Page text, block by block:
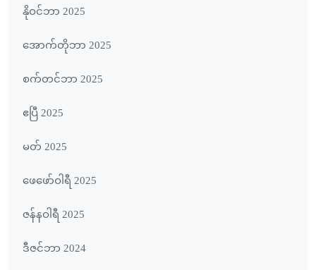
နိုဝင်ဘာ 2025
အောက်တိုဘာ 2025
စက်တင်ဘာ 2025
ဧပြီ 2025
မတ် 2025
ဖေ‌ဖော်ဝါရီ 2025
ဇန်နဝါရီ 2025
ဒီဇင်ဘာ 2024